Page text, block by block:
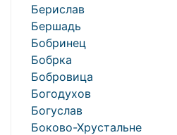
Берислав
Бершадь
Бобринец
Бобрка
Бобровица
Богодухов
Богуслав
Боково-Хрустальне